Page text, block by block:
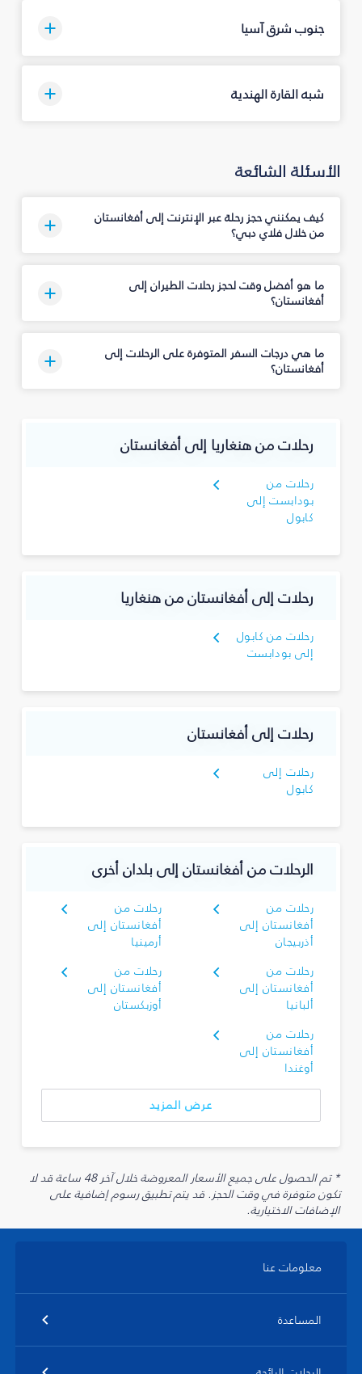
جنوب شرق آسيا
شبه القارة الهندية
الأسئلة الشائعة
كيف يمكنني حجز رحلة عبر الإنترنت إلى أفغانستان
من خلال فلاي دبي؟
ما هو أفضل وقت لحجز رحلات الطيران إلى
أفغانستان؟
ما هي درجات السفر المتوفرة على الرحلات إلى
أفغانستان؟
رحلات من هنغاريا إلى أفغانستان
رحلات من
بودابست إلى
كابول
رحلات إلى أفغانستان من هنغاريا
رحلات من كابول
إلى بودابست
رحلات إلى أفغانستان
رحلات إلى
كابول
الرحلات من أفغانستان إلى بلدان أخرى
رحلات من
أفغانستان إلى
أذربيجان
رحلات من
أفغانستان إلى
أرمينيا
رحلات من
أفغانستان إلى
ألبانيا
رحلات من
أفغانستان إلى
أوزبكستان
رحلات من
أفغانستان إلى
أوغندا
عرض المزيد
* تم الحصول على جميع الأسعار المعروضة خلال آخر 48 ساعة قد لا
تكون متوفرة في وقت الحجز. قد يتم تطبيق رسوم إضافية على
الإضافات الاختيارية.
معلومات عنا
المساعدة